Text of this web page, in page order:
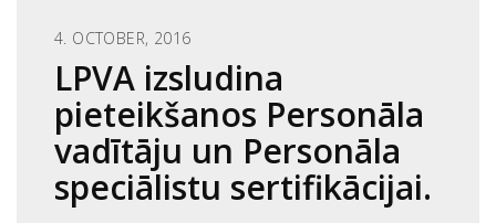
4. OCTOBER, 2016
LPVA izsludina
pieteikšanos Personāla
vadītāju un Personāla
speciālistu sertifikācijai.